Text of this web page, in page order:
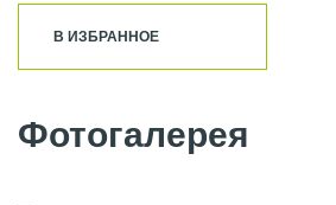
В ИЗБРАННОЕ
Фотогалерея